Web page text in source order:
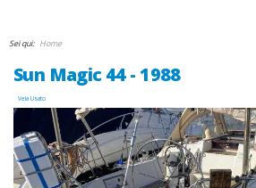
Sei qui: Home
Sun Magic 44 - 1988
Vela Usato